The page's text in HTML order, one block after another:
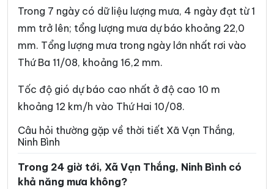
Xã Bình Sơn Xã Cát Thành
Xã Chất Bình Xã Cổ Lễ
Xã Cúc Phương Xã Đại Hoàng
Xã Đồng Thịnh Xã Gia Hưng
Xã Gia Lâm Xã Gia Phong
Xã Gia Trấn
Xã Gia Vân Xã Gia Viễn
Trong 7 ngày có dữ liệu lượng mưa, 4 ngày đạt từ 1
mm trở lên; tổng lượng mưa dự báo khoảng 22,0
mm. Tổng lượng mưa trong ngày lớn nhất rơi vào
Thứ Ba 11/08, khoảng 16,2 mm.
Tốc độ gió dự báo cao nhất ở độ cao 10 m
khoảng 12 km/h vào Thứ Hai 10/08.
Câu hỏi thường gặp về thời tiết Xã Vạn Thắng,
Ninh Bình
Trong 24 giờ tới, Xã Vạn Thắng, Ninh Bình có
khả năng mưa không?